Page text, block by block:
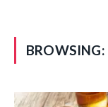
BROWSING: